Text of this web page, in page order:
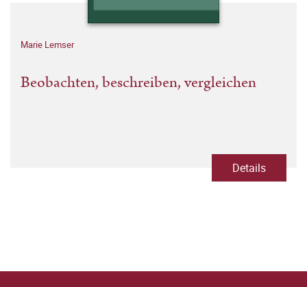
Marie Lemser
Beobachten, beschreiben, vergleichen
Details